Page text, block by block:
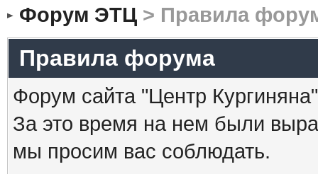
Форум ЭТЦ> Правила
Правила форума
Форум сайта "Центр
За это время на нем были
мы просим вас соблюдать.